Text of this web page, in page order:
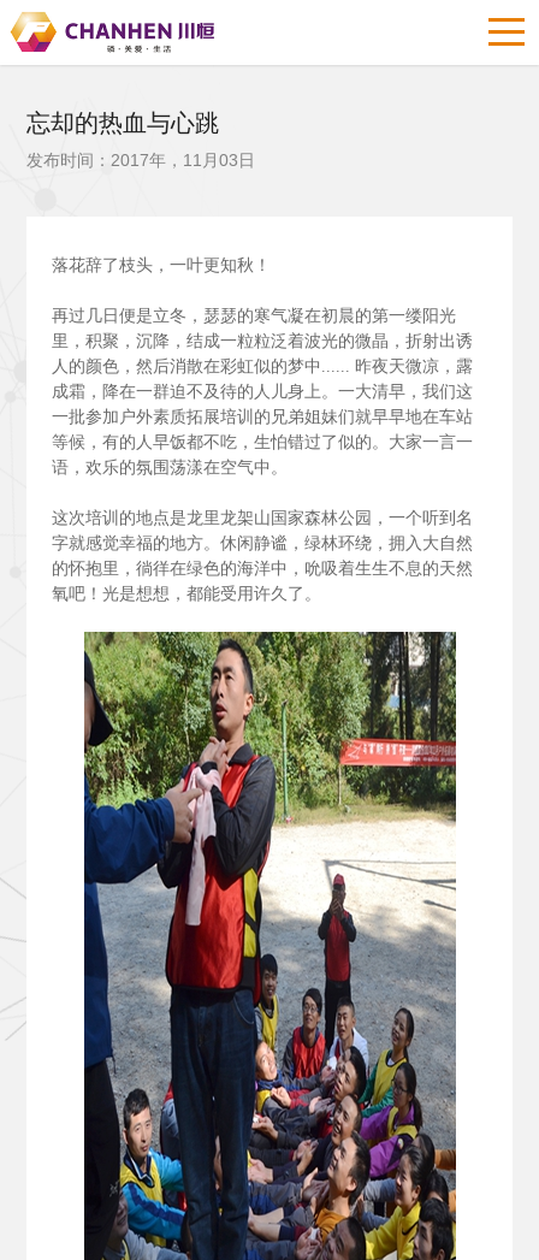
忘却的热血与心跳
发布时间：2017年，11月03日
落花辞了枝头，一叶更知秋！
再过几日便是立冬，瑟瑟的寒气凝在初晨的第一缕阳光
里，积聚，沉降，结成一粒粒泛着波光的微晶，折射出诱
人的颜色，然后消散在彩虹似的梦中...... 昨夜天微凉，露
成霜，降在一群迫不及待的人儿身上。一大清早，我们这
一批参加户外素质拓展培训的兄弟姐妹们就早早地在车站
等候，有的人早饭都不吃，生怕错过了似的。大家一言一
语，欢乐的氛围荡漾在空气中。
这次培训的地点是龙里龙架山国家森林公园，一个听到名
字就感觉幸福的地方。休闲静谧，绿林环绕，拥入大自然
的怀抱里，徜徉在绿色的海洋中，吮吸着生生不息的天然
氧吧！光是想想，都能受用许久了。